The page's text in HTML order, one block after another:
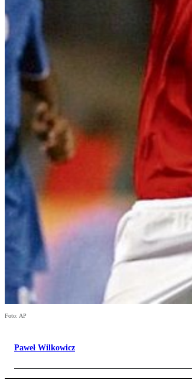
Foto: AP
Paweł Wilkowicz